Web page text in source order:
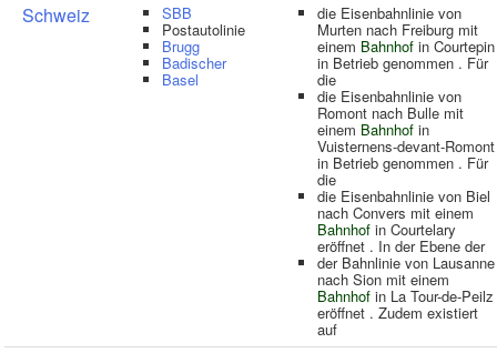
Schweiz SBB
Postautolinie
Brugg
Badischer
Basel
die Eisenbahnlinie von
Murten nach Freiburg mit
einem Bahnhof in Courtepin
in Betrieb genommen . Für
die
die Eisenbahnlinie von
Romont nach Bulle mit
einem Bahnhof in
Vuisternens-devant-Romont
in Betrieb genommen . Für
die
die Eisenbahnlinie von Biel
nach Convers mit einem
Bahnhof in Courtelary
eröffnet . In der Ebene der
der Bahnlinie von Lausanne
nach Sion mit einem
Bahnhof in La Tour-de-Peilz
eröffnet . Zudem existiert
auf